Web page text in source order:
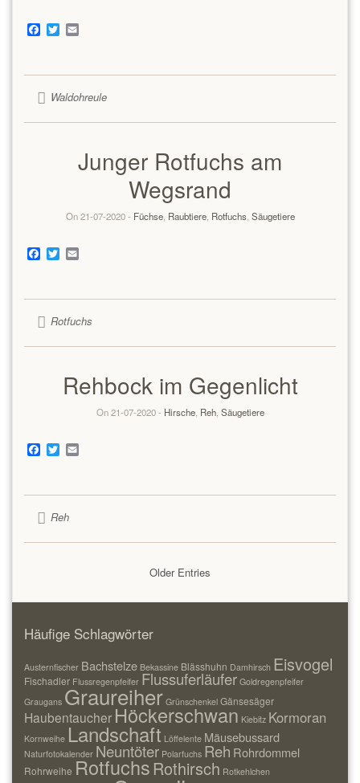
Facebook
TwitterEmail
Waldohreule
Junger Rotfuchs am
Wegsrand
On 21-07-2020 - Füchse, Raubtiere, Rotfuchs, Säugetiere
Facebook
TwitterEmail
Rotfuchs
Rehbock im Gegenlicht
On 21-07-2020 - Hirsche, Reh, Säugetiere
Facebook
TwitterEmail
Reh
Older Entries
Häufige Schlagwörter
Austernfischer Bachstelze Bekassine Blässhuhn Damhirsch Eisvogel
Fischadler Flussregenpfeifer Flussuferläufer Goldregenpfeifer
Graugans Graureiher Grünschenkel Gänsesäger
Haubentaucher Höckerschwan Kiebitz Kormoran
Kornweihe Landschaft Löffelente Mäusebussard
Naturfotokalender Neuntöter Polarfuchs Reh Rohrdommel
Rohrweihe RotfuchsRothirsch Rotkehlchen